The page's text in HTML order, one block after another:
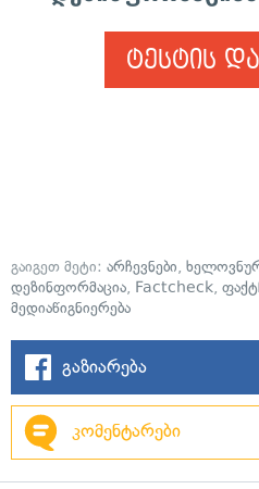
ტესტის
გაიგეთ მეტი: არჩევნები,
დეზინფორმაცია, Factcheck,
მედიაწიგნიერება
გაზიარება
კომენტარები